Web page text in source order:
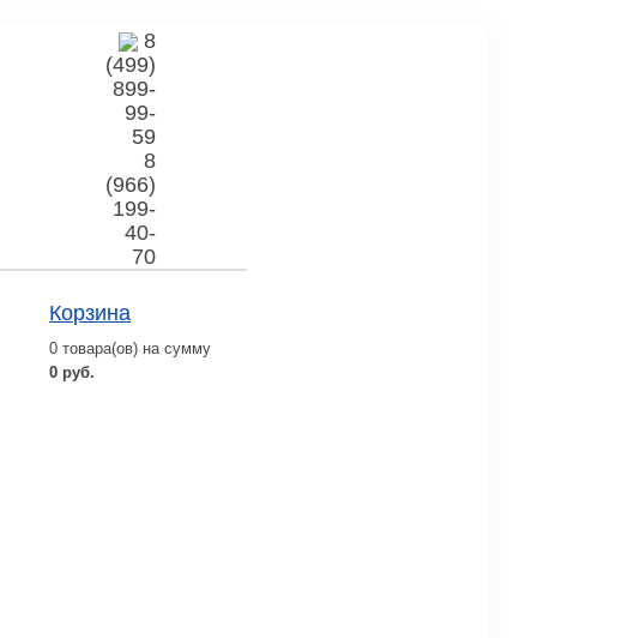
8
(499)
899-
99-
59
8
(966)
199-
40-
70
Корзина
0 товара(ов) на сумму
0 руб.